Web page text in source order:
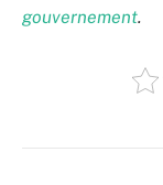
gouvernement.